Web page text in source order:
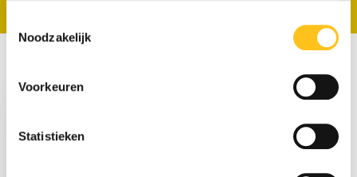
Noodzakelijk
Voorkeuren
Statistieken